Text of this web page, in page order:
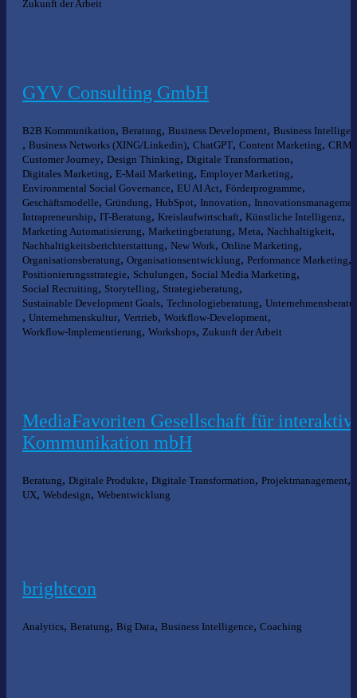
Zukunft der Arbeit
GYV Consulting GmbH
B2B Kommunikation, Beratung, Business Development, Business
, Business Networks (XING/Linkedin), ChatGPT, Content Marketing, CRM
Customer Journey, Design Thinking, Digitale Transformation,
Digitales Marketing, E-Mail Marketing, Employer Marketing,
Environmental Social Governance, EU AI Act, Förderprogramme,
Geschäftsmodelle, Gründung, HubSpot, Innovation,
Intrapreneurship, IT-Beratung, Kreislaufwirtschaft, Künstliche Intelligenz,
Marketing Automatisierung, Marketingberatung, Meta, Nachhaltigkeit,
Nachhaltigkeitsberichterstattung, New Work, Online Marketing,
Organisationsberatung, Organisationsentwicklung, Performance Marketing,
Positionierungsstrategie, Schulungen, Social Media Marketing,
Social Recruiting, Storytelling, Strategieberatung,
Sustainable Development Goals, Technologieberatung,
, Unternehmenskultur, Vertrieb, Workflow-Development,
Workflow-Implementierung, Workshops, Zukunft der Arbeit
MediaFavoriten Gesellschaft für
Kommunikation mbH
Beratung, Digitale Produkte, Digitale Transformation, Projektmanagement,
UX, Webdesign, Webentwicklung
brightcon
Analytics, Beratung, Big Data, Business Intelligence, Coaching